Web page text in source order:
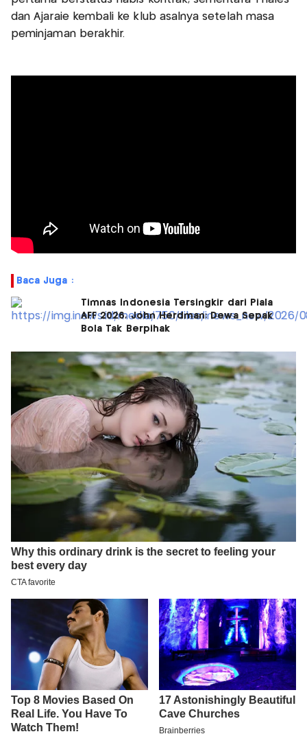
dan Ajaraie kembali ke klub asalnya setelah masa
peminjaman berakhir.
Baca Juga :
Timnas Indonesia Tersingkir dari Piala
AFF 2026, John Herdman: Dewa Sepak
Bola Tak Berpihak